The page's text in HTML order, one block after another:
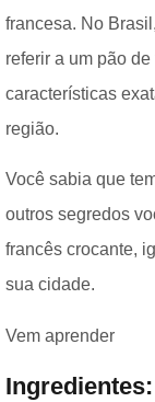
francesa. No
referir a um pão
características
região.
Você sabia que
outros segredos
francês crocante,
sua cidade.
Vem aprender
Ingredientes: